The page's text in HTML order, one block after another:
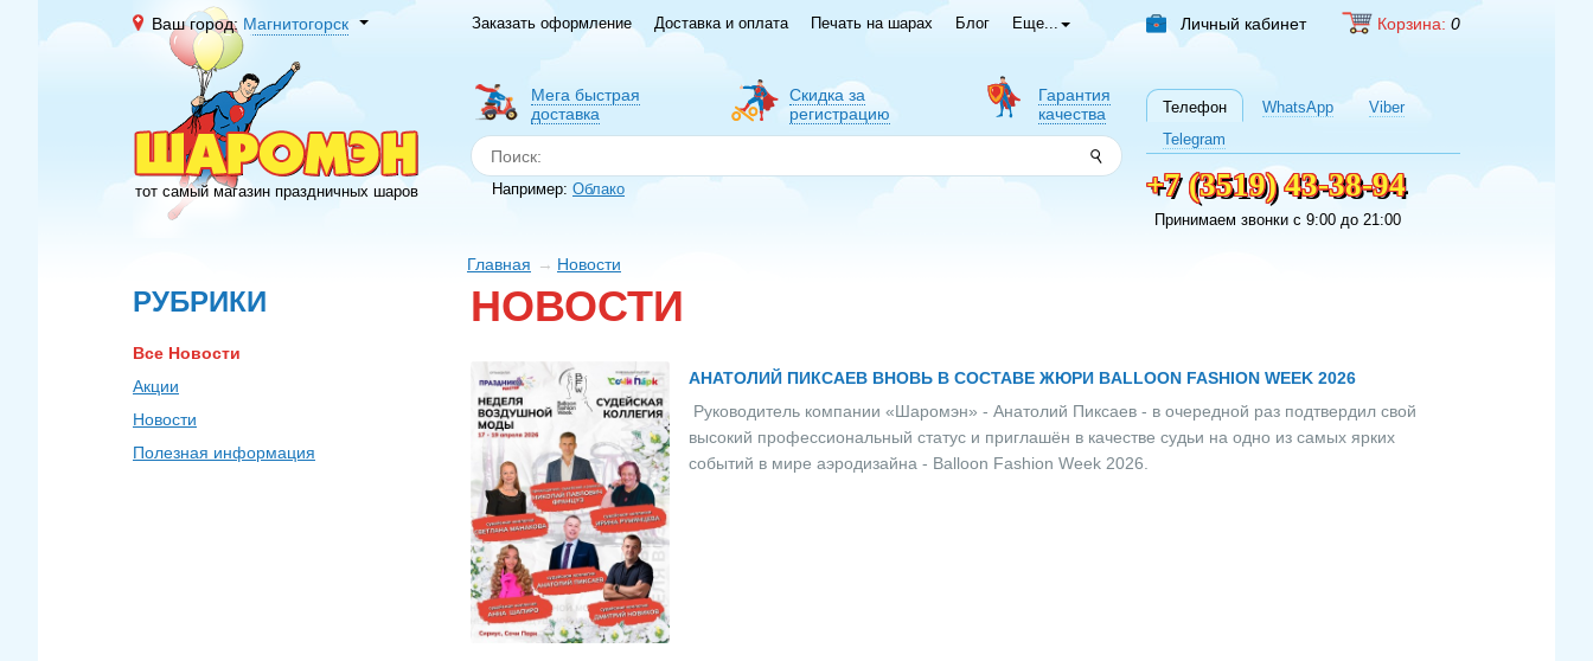
Ваш город: Магнитогорск Личный кабинет Корзина: 0
Заказать оформление Доставка и оплата Печать на шарах Блог Еще...
тот самый магазин праздничных шаров
Мега быстрая
доставка
Скидка за
регистрацию
Гарантия
качества
Например: Облако
Телефон WhatsApp
Viber
Telegram
+7 (3519) 43-38-94
Принимаем звонки c 9:00 до 21:00
РУБРИКИ
Все Новости
Акции
Новости
Полезная информация
Главная Новости
НОВОСТИ
АНАТОЛИЙ ПИКСАЕВ ВНОВЬ В СОСТАВЕ ЖЮРИ BALLOON FASHION WEEK 2026
Руководитель компании «Шаромэн» - Анатолий Пиксаев - в очередной раз подтвердил свой
высокий профессиональный статус и приглашён в качестве судьи на одно из самых ярких
событий в мире аэродизайна - Balloon Fashion Week 2026.